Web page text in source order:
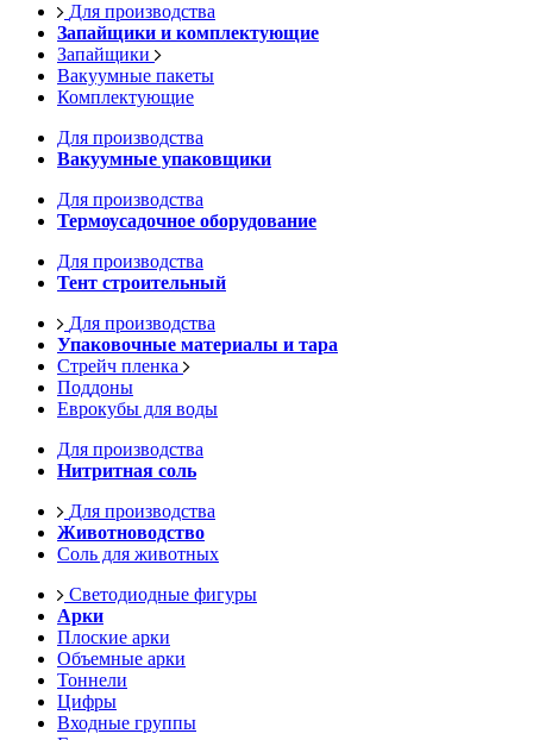
Для производства
Запайщики и комплектующие
Запайщики
Вакуумные пакеты
Комплектующие
Для производства
Вакуумные упаковщики
Для производства
Термоусадочное оборудование
Для производства
Тент строительный
Для производства
Упаковочные материалы и тара
Стрейч пленка
Поддоны
Еврокубы для воды
Для производства
Нитритная соль
Для производства
Животноводство
Соль для животных
Светодиодные фигуры
Арки
Плоские арки
Объемные арки
Тоннели
Цифры
Входные группы